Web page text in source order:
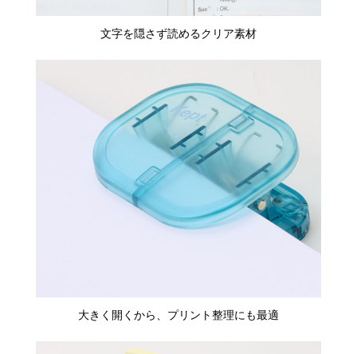
文字を隠さず読めるクリア素材
大きく開くから、プリント整理にも最適